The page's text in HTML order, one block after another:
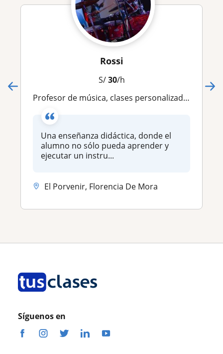
Rossi
S/30/h
Profesor de música, clases personalizadas presencial y virtual
Una enseñanza didáctica, donde el
alumno no sólo pueda aprender y
ejecutar un instru...
El Porvenir, Florencia De Mora
Síguenos en